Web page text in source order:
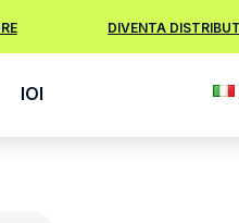
DIVENTA
IOI